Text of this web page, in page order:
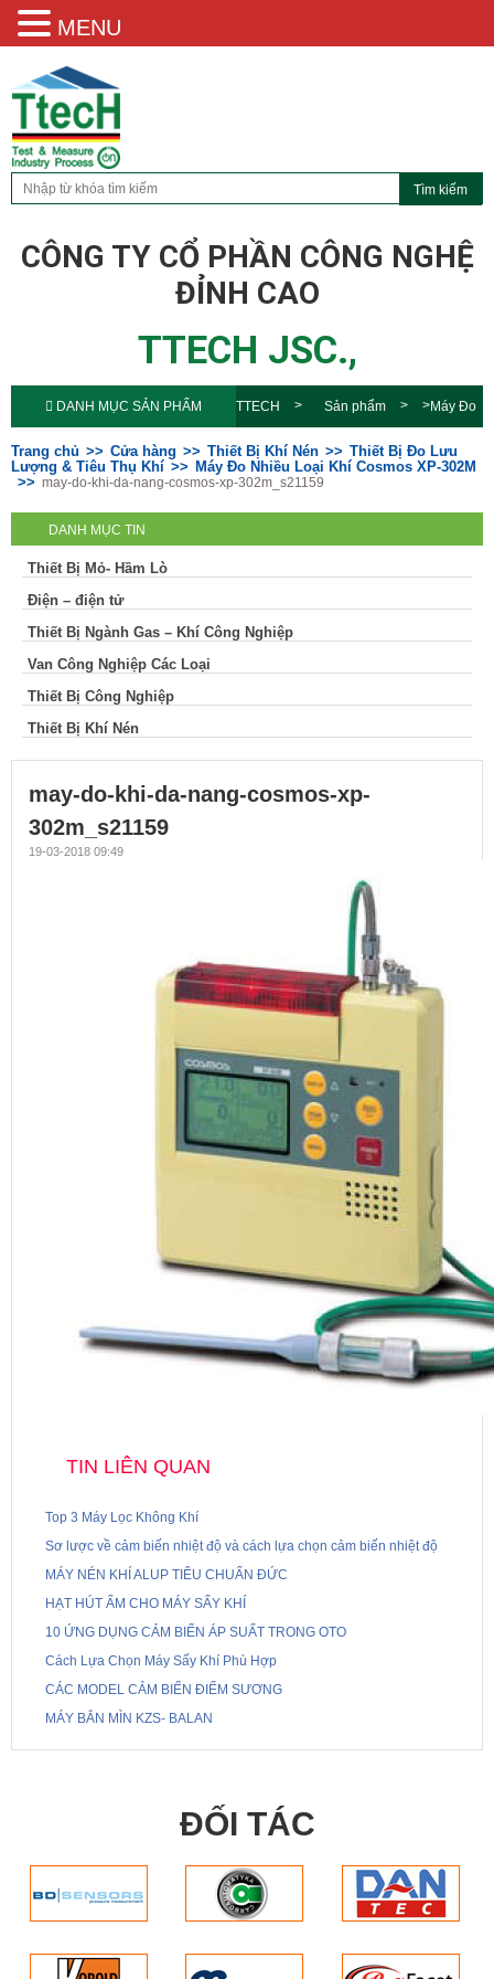
CÔNG TY CỔ PHẦN CÔNG NGHỆ
ĐỈNH CAO
TTECH JSC.,
DANH MỤC SẢN PHẨM TTECH Sản phẩm Máy Đo
Nhiều Loại Khí Cosmos XP-
302M may-do-khi-da-nang-
Trang chủ Cửa hàng Thiết Bị Khí Nén
Thiết Bị Đo Lưu
Lượng & Tiêu Thụ Khí
Máy Đo Nhiều Loại Khí Cosmos XP-302M
may-do-khi-da-nang-cosmos-xp-302m_s21159
DANH MỤC TIN
Thiết Bị Mỏ- Hầm Lò
Điện – điện tử
Thiết Bị Ngành Gas – Khí Công Nghiệp
Van Công Nghiệp Các Loại
Thiết Bị Công Nghiệp
Thiết Bị Khí Nén
may-do-khi-da-nang-cosmos-xp-
302m_s21159
19-03-2018 09:49
TIN LIÊN QUAN
Top 3 Máy Lọc Không Khí
Sơ lược về cảm biến nhiệt độ và cách lựa chọn cảm biến nhiệt độ
MÁY NÉN KHÍ ALUP TIÊU CHUẨN ĐỨC
HẠT HÚT ẨM CHO MÁY SẤY KHÍ
10 ỨNG DỤNG CẢM BIẾN ÁP SUẤT TRONG OTO
Cách Lựa Chọn Máy Sấy Khí Phù Hợp
CÁC MODEL CẢM BIẾN ĐIỂM SƯƠNG
MÁY BẮN MÌN KZS- BALAN
ĐỐI TÁC
MENU